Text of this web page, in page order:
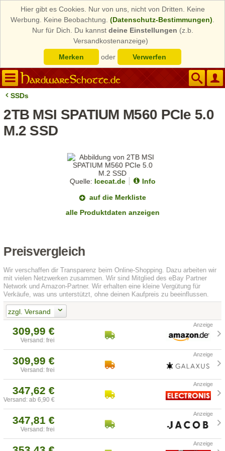
Hier gibt es Cookies. Nur von uns, nicht von Dritten. Keine
Werbung. Keine Beobachtung. (Datenschutz-Bestimmungen)
Nur für Dich. Du kannst deine Einstellungen (z.b.
Versandkostenanzeige)
Merken
oder Verwerfen
SSDs
2TB MSI SPATIUM M560 PCIe 5.0
M.2 SSD
Quelle: Icecat.de
Info
auf die Merkliste
alle Produktdaten anzeigen
Preisvergleich
Wir verschaffen dir Transparenz beim Online-Shopping. Dazu arbeiten wir
mit vielen Netzwerken zusammen. Wir sind Mitglied des eBay Partner
Network und Amazon-Partner. Wir erhalten eine kleine Vergütung für
Verkäufe, was uns unterstützt, ohne deinen Kaufpreis zu beeinflussen.
zzgl. Versand
309,99 €
Versand: frei
309,99 €
Versand: frei
347,62 €
Versand: ab 6,90 €
347,81 €
Versand: frei